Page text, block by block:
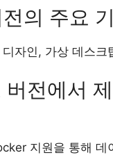
의 주요
자인, 가상 데스
버전에서
지원을 통해